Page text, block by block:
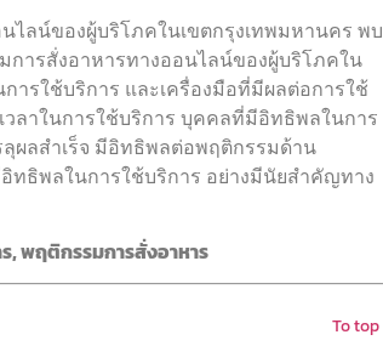
ลน์ของผู้บริโภคในเขตกรุงเทพมหานคร พบ
ารสั่งอาหารทางออนไลน์ของผู้บริโภคใน
ารใช้บริการ และเครื่องมือที่มีผลต่อการใช้
ลาในการใช้บริการ บุคคลที่มีอิทธิพลในการ
ผลสำเร็จ มีอิทธิพลต่อพฤติกรรมด้าน
ทธิพลในการใช้บริการ อย่างมีนัยสำคัญทาง
, พฤติกรรมการสั่งอาหาร
To top